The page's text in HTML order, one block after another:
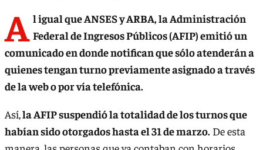
A l igual que ANSES y ARBA, la Administración
Federal de Ingresos Públicos (AFIP) emitió un
comunicado en donde notifican que sólo atenderán a
quienes tengan turno previamente asignado a través
de la web o por vía telefónica.
Así,la AFIP suspendió la totalidad de los turnos que
habían sido otorgados hasta el 31 de marzo. De esta